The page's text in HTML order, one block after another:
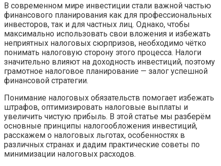
В современном мире инвестиции стали важной частью
финансового планирования как для профессиональных
инвесторов, так и для частных лиц. Однако, чтобы
максимально использовать свои вложения и избежать
неприятных налоговых сюрпризов, необходимо чётко
понимать налоговую сторону этого процесса. Налоги
значительно влияют на доходность инвестиций, поэтому
грамотное налоговое планирование — залог успешной
финансовой стратегии.
Понимание налоговых обязательств помогает избежать
штрафов, оптимизировать налоговые выплаты и
увеличить чистую прибыль. В этой статье мы разберём
основные принципы налогообложения инвестиций,
расскажем о налоговых льготах, особенностях в
различных странах и дадим практические советы по
минимизации налоговых расходов.